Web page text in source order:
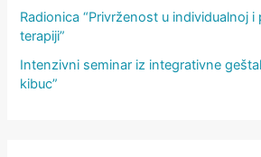
Radionica “Privrženost u individualnoj
terapiji”
Intenzivni seminar iz integrativne
kibuc”